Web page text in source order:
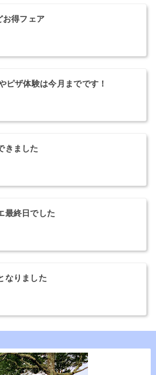
お得フェア
ピザ体験は今月までです！
きました
最終日でした
なりました